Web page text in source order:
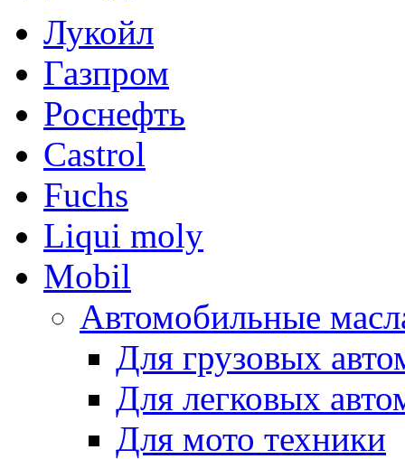
Лукойл
Газпром
Роснефть
Castrol
Fuchs
Liqui moly
Mobil
Автомобильные
Для грузовых
Для легковых
Для мото техники